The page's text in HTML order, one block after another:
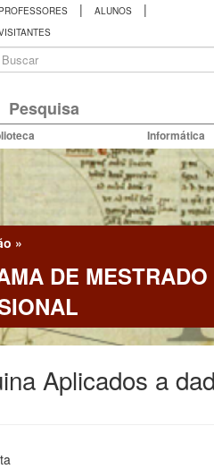
PROFESSORES | ALUNOS |
Pesquisa
Informática
»
DE MESTRADO
Aplicados a